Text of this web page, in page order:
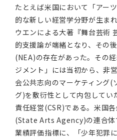
たとえば米国において「アー
的な新しい経営学分野が生ま
ウエンによる大著『舞台芸術
的支援論が端緒となり、その
(NEA)の存在があった。その
ジメント」には当初から、非
会公共志向のマーケティング(
グ)を敷衍性として内包して
責任経営(CSR)である。米国
(State Arts Agency)の連合体
業績評価指標に、「少年犯罪